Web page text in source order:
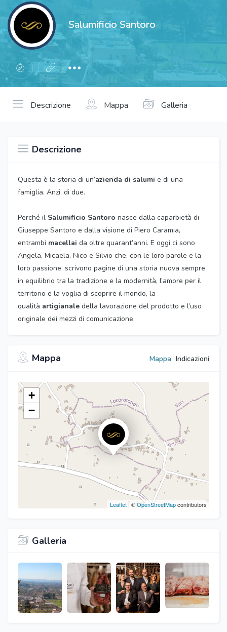
Salumificio Santoro
Descrizione Mappa Galleria
Descrizione
Questa è la storia di un’azienda di salumi e di una
famiglia. Anzi, di due.
Perché il Salumificio Santoro nasce dalla caparbietà di
Giuseppe Santoro e dalla visione di Piero Caramia,
entrambi macellai da oltre quarant’anni. E oggi ci sono
Angela, Micaela, Nico e Silvio che, con le loro parole e la
loro passione, scrivono pagine di una storia nuova sempre
in equilibrio tra la tradizione e la modernità, l’amore per il
territorio e la voglia di scoprire il mondo, la
qualità artigianale della lavorazione del prodotto e l’uso
originale dei mezzi di comunicazione.
Mappa Mappa Indicazioni
+
−
Leaflet | ©OpenStreetMapcontributors
Galleria